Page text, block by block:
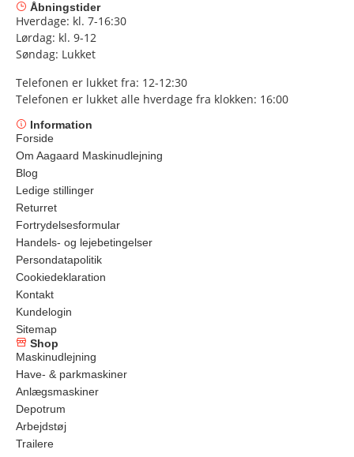
Åbningstider
Hverdage: kl. 7-16:30
Lørdag: kl. 9-12
Søndag: Lukket
Telefonen er lukket fra: 12-12:30
Telefonen er lukket alle hverdage fra klokken: 16:00
Information
Forside
Om Aagaard Maskinudlejning
Blog
Ledige stillinger
Returret
Fortrydelsesformular
Handels- og lejebetingelser
Persondatapolitik
Cookiedeklaration
Kontakt
Kundelogin
Sitemap
Shop
Maskinudlejning
Have- & parkmaskiner
Anlægsmaskiner
Depotrum
Arbejdstøj
Trailere